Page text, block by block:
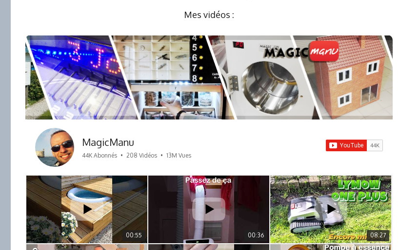
Mes vidéos :
MagicManu
44K Abonnés • 208 Vidéos • 13M Vues
00:55 00:36 08:27